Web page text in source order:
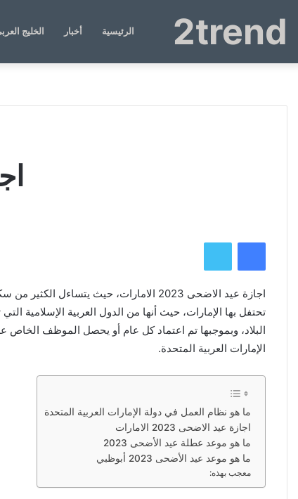
2trend الرئيسية أخبار الخليج
فيسبوك تويتر
اجازة عيد الاضحى 2023 الامارات، حيث
تحتفل بها الإمارات، حيث أنها من الدول العربية الإسلامية
الإمارات العربية المتحدة.
ما هو نظام العمل في دولة الإمارات العربية المتحدة
اجازة عيد الاضحى 2023 الامارات
ما هو موعد عطلة عيد الأضحى 2023
ما هو موعد عيد الأضحى 2023 أبوظبي
معجب بهذه: